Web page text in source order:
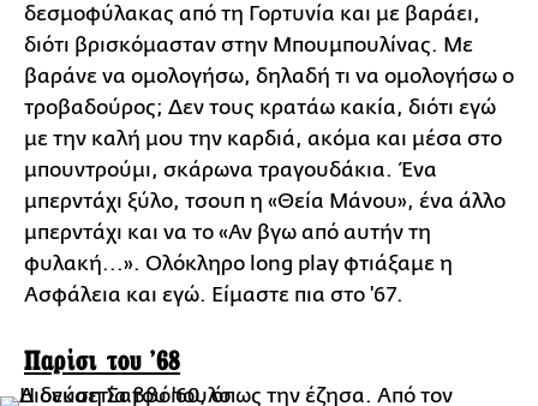
δεσμοφύλακας από τη Γορτυνία και με βαράει,
διότι βρισκόμασταν στην Μπουμπουλίνας. Με
βαράνε να ομολογήσω, δηλαδή τι να ομολογήσω ο
τροβαδούρος; Δεν τους κρατάω κακία, διότι εγώ
με την καλή μου την καρδιά, ακόμα και μέσα στο
μπουντρούμι, σκάρωνα τραγουδάκια. Ένα
μπερντάχι ξύλο, τσουπ η «Θεία Μάνου», ένα άλλο
μπερντάχι και να το «Αν βγω από αυτήν τη
φυλακή...». Ολόκληρο long play φτιάξαμε η
Ασφάλεια και εγώ. Είμαστε πια στο '67.
Παρίσι του '68